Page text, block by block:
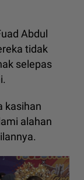
Abdul
tidak
selepas
kasihan
alahan